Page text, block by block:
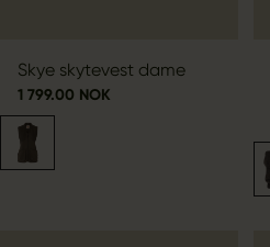
Skye skytevest dame
1 799.00 NOK